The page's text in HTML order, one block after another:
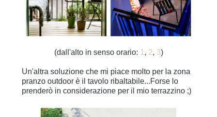
(dall'alto in senso orario: 1 , 2, 3)
Un'altra soluzione che mi piace molto per la zona
pranzo outdoor è il tavolo ribaltabile...Forse lo
prenderò in considerazione per il mio terrazzino ;)